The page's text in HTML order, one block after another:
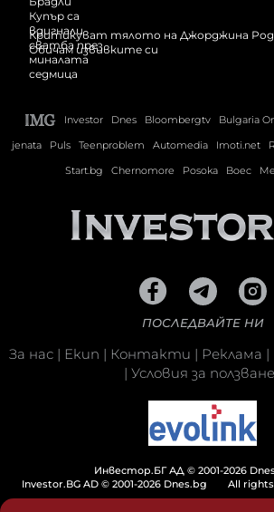
Критикуват тялото на Джорджина
Обичам извивките си
Investor Dnes Bloombergtv Bulgaria
jenata
Puls Teenproblem Automedia Imoti.net
Start.bg
Chernomore Posoka Boec
ПОСЛЕДВАЙТЕ НИ
За нас | Екип | Контакти | Реклама |
| Условия за ползване
Инвестор.БГ АД © 2001-2026
Investor.BG AD © 2001-2026 Dnes.bg
All